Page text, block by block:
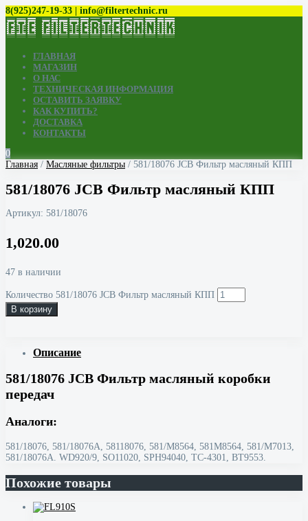
8(925)247-19-33 | info@filtertechnic.ru
ГЛАВНАЯ
МАГАЗИН
О НАС
ТЕХНИЧЕСКАЯ ИНФОРМАЦИЯ
ОСТАВИТЬ ЗАЯВКУ
КАК КУПИТЬ?
ДОСТАВКА
КОНТАКТЫ
0
Главная / Масляные фильтры / 581/18076 JCB Фильтр масляный КПП
581/18076 JCB Фильтр масляный КПП
Артикул: 581/18076
1,020.00
47 в наличии
Количество 581/18076 JCB Фильтр масляный КПП
В корзину
Описание
581/18076 JCB Фильтр масляный коробки
передач
Аналоги:
581/18076, 581/18076A, 58118076, 581/M8564, 581M8564, 581/M7013,
581/18076A. WD920/9, SO11020, SPH94040, TC-4301, BT9553.
Похожие товары